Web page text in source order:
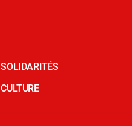
SOLIDARITÉS
CULTURE